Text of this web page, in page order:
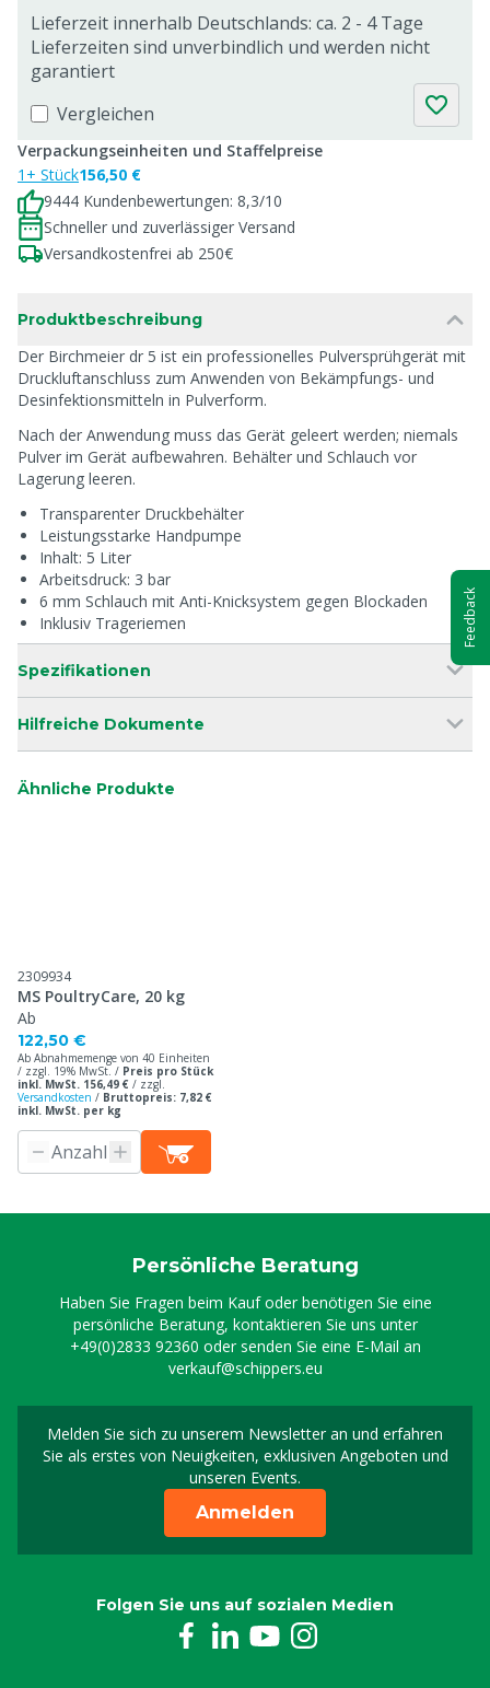
Lieferzeit innerhalb Deutschlands: ca. 2 - 4 Tage
Lieferzeiten sind unverbindlich und werden nicht
garantiert
Vergleichen
Verpackungseinheiten und Staffelpreise
1+ Stück156,50 €
9444 Kundenbewertungen: 8,3/10
Schneller und zuverlässiger Versand
Versandkostenfrei ab 250€
Produktbeschreibung
Der Birchmeier dr 5 ist ein professionelles Pulversprühgerät mit
Druckluftanschluss zum Anwenden von Bekämpfungs- und
Desinfektionsmitteln in Pulverform.
Nach der Anwendung muss das Gerät geleert werden; niemals
Pulver im Gerät aufbewahren. Behälter und Schlauch vor
Lagerung leeren.
Transparenter Druckbehälter
Leistungsstarke Handpumpe
Inhalt: 5 Liter
Arbeitsdruck: 3 bar
6 mm Schlauch mit Anti-Knicksystem gegen Blockaden
Inklusiv Trageriemen
Spezifikationen
Hilfreiche Dokumente
Ähnliche Produkte
2309934
MS PoultryCare, 20 kg
Ab
122,50 €
Ab Abnahmemenge von 40 Einheiten
/ zzgl. 19% MwSt. / Preis pro Stück
inkl. MwSt. 156,49 € / zzgl.
Versandkosten / Bruttopreis: 7,82 €
inkl. MwSt. per kg
Persönliche Beratung
Haben Sie Fragen beim Kauf oder benötigen Sie eine
persönliche Beratung, kontaktieren Sie uns unter
+49(0)2833 92360 oder senden Sie eine E-Mail an
verkauf@schippers.eu
Melden Sie sich zu unserem Newsletter an und erfahren
Sie als erstes von Neuigkeiten, exklusiven Angeboten und
unseren Events.
Melden Sie sich für
Anmelden
Folgen Sie uns auf sozialen Medien
Feedback